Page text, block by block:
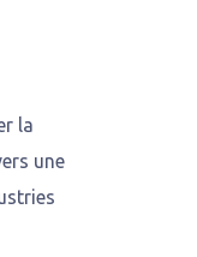
la
une